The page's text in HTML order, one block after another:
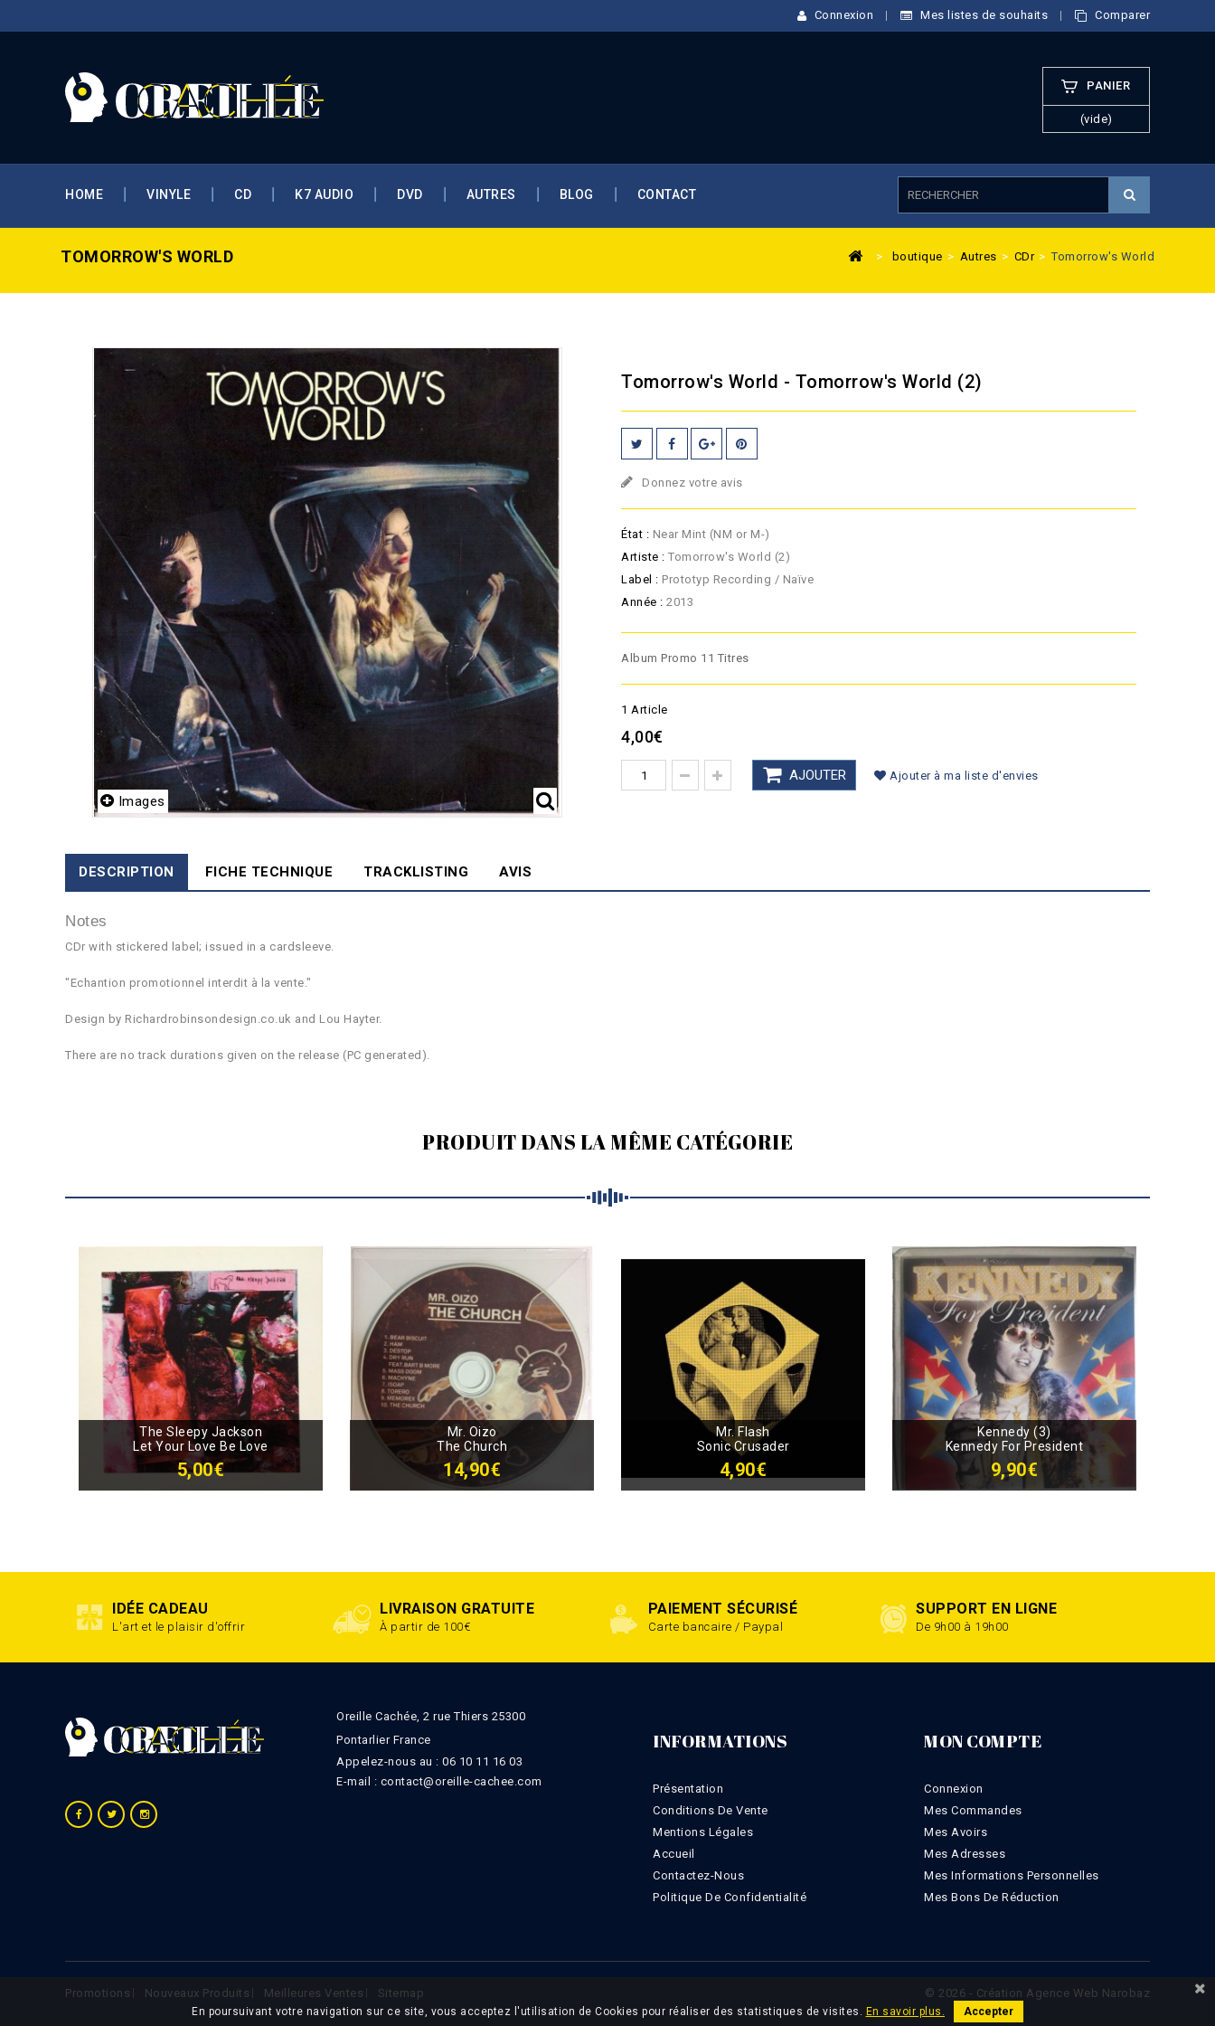
Connexion Mes listes de souhaits Comparer
PANIER
(vide)
HOME VINYLE CD K7 AUDIO DVD AUTRES BLOG CONTACT
TOMORROW'S WORLD > boutique > Autres > CDr > Tomorrow's World
Images
Tomorrow's World - Tomorrow's World (2)
Donnez votre avis
État : Near Mint (NM or M-)
Artiste : Tomorrow's World (2)
Label : Prototyp Recording / Naïve
Année : 2013
Album Promo 11 Titres
1 Article
4,00€
AJOUTER Ajouter à ma liste d'envies
DESCRIPTION FICHE TECHNIQUE TRACKLISTING AVIS
Notes
CDr with stickered label; issued in a cardsleeve.
"Echantion promotionnel interdit à la vente."
Design by Richardrobinsondesign.co.uk and Lou Hayter.
There are no track durations given on the release (PC generated).
PRODUIT DANS LA MÊME CATÉGORIE
The Sleepy Jackson
Let Your Love Be Love
5,00€
Mr. Oizo
The Church
14,90€
Mr. Flash
Sonic Crusader
4,90€
Kennedy (3)
Kennedy For President
9,90€
IDÉE CADEAU
L'art et le plaisir d'offrir
LIVRAISON GRATUITE
À partir de 100€
PAIEMENT SÉCURISÉ
Carte bancaire / Paypal
SUPPORT EN LIGNE
De 9h00 à 19h00
MON COMPTE
Connexion
Mes Commandes
Mes Avoirs
Mes Adresses
Mes Informations Personnelles
Mes Bons De Réduction
INFORMATIONS
Présentation
Conditions De Vente
Mentions Légales
Accueil
Contactez-Nous
Politique De Confidentialité
Oreille Cachée, 2 rue Thiers 25300
Pontarlier France
Appelez-nous au : 06 10 11 16 03
E-mail : contact@oreille-cachee.com
Promotions Nouveaux Produits Meilleures Ventes Sitemap © 2026 - Création Agence Web Narobaz
En poursuivant votre navigation sur ce site, vous acceptez l'utilisation de Cookies pour réaliser des statistiques de visites. En savoir plus. Accepter